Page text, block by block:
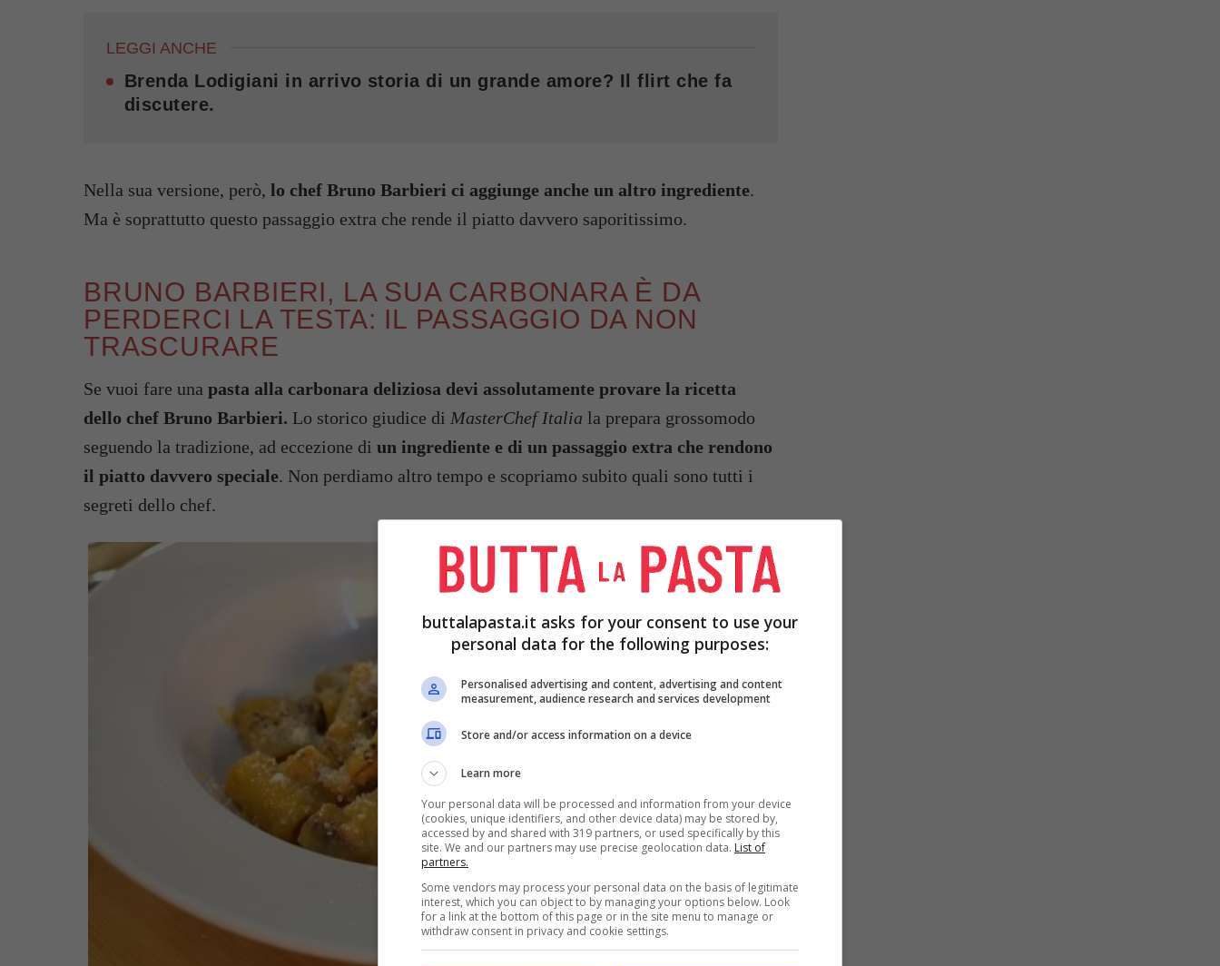
LEGGI ANCHE
Brenda Lodigiani in arrivo storia di un grande amore? Il flirt che fa
discutere.
Nella sua versione, però, lo chef Bruno Barbieri ci aggiunge anche un altro ingrediente.
Ma è soprattutto questo passaggio extra che rende il piatto davvero saporitissimo.
BRUNO BARBIERI, LA SUA CARBONARA È DA
PERDERCI LA TESTA: IL PASSAGGIO DA NON
TRASCURARE
Se vuoi fare una pasta alla carbonara deliziosa devi assolutamente provare la ricetta
dello chef Bruno Barbieri. Lo storico giudice di MasterChef Italia la prepara grossomodo
seguendo la tradizione, ad eccezione di un ingrediente e di un passaggio extra che rendono
il piatto davvero speciale. Non perdiamo altro tempo e scopriamo subito quali sono tutti i
segreti dello chef.
buttalapasta.it asks for your consent to use your
personal data for the following purposes:
Personalised advertising and content, advertising and content
measurement, audience research and services development
Store and/or access information on a device
Learn more
Your personal data will be processed and information from your device
(cookies, unique identifiers, and other device data) may be stored by,
accessed by and shared with 319 partners, or used specifically by this
site. We and our partners may use precise geolocation data. List of
partners.
Some vendors may process your personal data on the basis of legitimate
interest, which you can object to by managing your options below. Look
for a link at the bottom of this page or in the site menu to manage or
withdraw consent in privacy and cookie settings.